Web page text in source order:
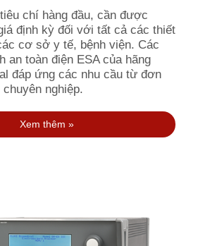
chí hàng đầu, cần được
định kỳ đối với tất cả các thiết
cơ sở y tế, bệnh viện. Các
an toàn điện ESA của hãng
đáp ứng các nhu cầu từ đơn
nghiệp.
Xem thêm »